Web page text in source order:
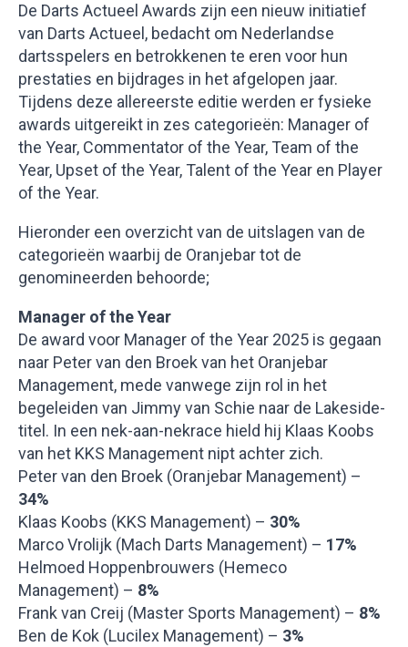
De Darts Actueel Awards zijn een nieuw initiatief
van Darts Actueel, bedacht om Nederlandse
dartsspelers en betrokkenen te eren voor hun
prestaties en bijdrages in het afgelopen jaar.
Tijdens deze allereerste editie werden er fysieke
awards uitgereikt in zes categorieën: Manager of
the Year, Commentator of the Year, Team of the
Year, Upset of the Year, Talent of the Year en Player
of the Year.
Hieronder een overzicht van de uitslagen van de
categorieën waarbij de Oranjebar tot de
genomineerden behoorde;
Manager of the Year
De award voor Manager of the Year 2025 is gegaan
naar Peter van den Broek van het Oranjebar
Management, mede vanwege zijn rol in het
begeleiden van Jimmy van Schie naar de Lakeside-
titel. In een nek-aan-nekrace hield hij Klaas Koobs
van het KKS Management nipt achter zich.
Peter van den Broek (Oranjebar Management) –
34%
Klaas Koobs (KKS Management) – 30%
Marco Vrolijk (Mach Darts Management) – 17%
Helmoed Hoppenbrouwers (Hemeco
Management) – 8%
Frank van Creij (Master Sports Management) – 8%
Ben de Kok (Lucilex Management) – 3%